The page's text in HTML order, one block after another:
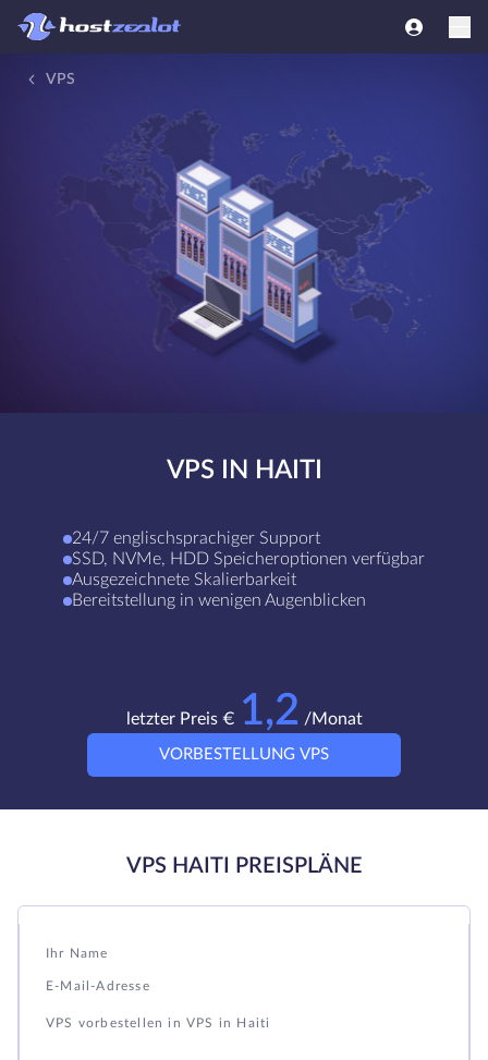
VPS
VPS IN HAITI
24/7 englischsprachiger Support
SSD, NVMe, HDD Speicheroptionen verfügbar
Ausgezeichnete Skalierbarkeit
Bereitstellung in wenigen Augenblicken
letzter Preis € 1,2 /Monat
VORBESTELLUNG VPS
VPS HAITI PREISPLÄNE